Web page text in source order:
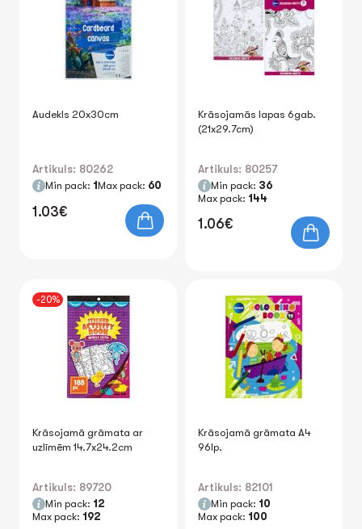
Audekls 20x30cm
Artikuls: 80262
Min pack: 1Max pack: 60
1.03€
Krāsojamās lapas 6gab.
(21x29.7cm)
Artikuls: 80257
Min pack: 36
Max pack: 144
1.06€
-20%
Krāsojamā grāmata ar
uzlīmēm 14.7x24.2cm
Artikuls: 89720
Min pack: 12
Max pack: 192
Krāsojamā grāmata A4
96lp.
Artikuls: 82101
Min pack: 10
Max pack: 100